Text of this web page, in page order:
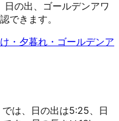
の出、ゴールデンアワ
できます。
・夕暮れ・ゴールデンア
は、日の出は5:25、日